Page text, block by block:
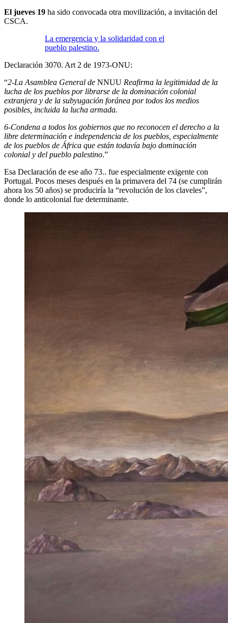
El jueves 19 ha sido convocada otra movilización, a invitación del
CSCA.
La emergencia y la solidaridad con el
pueblo palestino.
Declaración 3070. Art 2 de 1973-ONU:
“2-La Asamblea General de NNUU Reafirma la legitimidad de la
lucha de los pueblos por librarse de la dominación colonial
extranjera y de la subyugación foránea por todos los medios
posibles, incluida la lucha armada.
6-Condena a todos los gobiernos que no reconocen el derecho a la
libre determinación e independencia de los pueblos, especialmente
de los pueblos de África que están todavía bajo dominación
colonial y del pueblo palestino.”
Esa Declaración de ese año 73.. fue especialmente exigente con
Portugal. Pocos meses después en la primavera del 74 (se cumplirán
ahora los 50 años) se produciría la “revolución de los claveles”,
donde lo anticolonial fue determinante.